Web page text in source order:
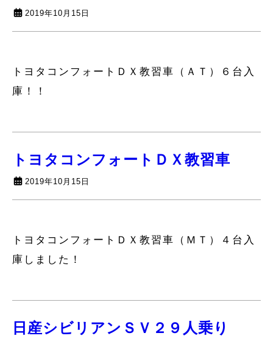
2019年10月15日
トヨタコンフォートＤＸ教習車（ＡＴ）６台入
庫！！
トヨタコンフォートＤＸ教習車
2019年10月15日
トヨタコンフォートＤＸ教習車（ＭＴ）４台入
庫しました！
日産シビリアンＳＶ２９人乗り